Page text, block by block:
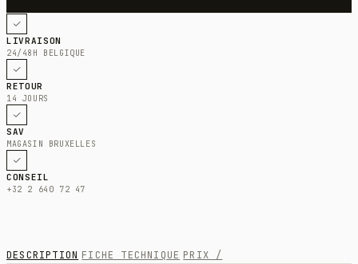
LIVRAISON
24/48H BELGIQUE
RETOUR
14 JOURS
SAV
MAGASIN BRUXELLES
CONSEIL
+32 2 640 72 47
DESCRIPTION FICHE TECHNIQUE PRIX /